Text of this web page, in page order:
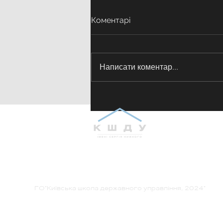
«Ветеранська політика:
регіональний рівень»
Коментарі
Написати коментар...
ГО"Київська школа державного управління, 2024"